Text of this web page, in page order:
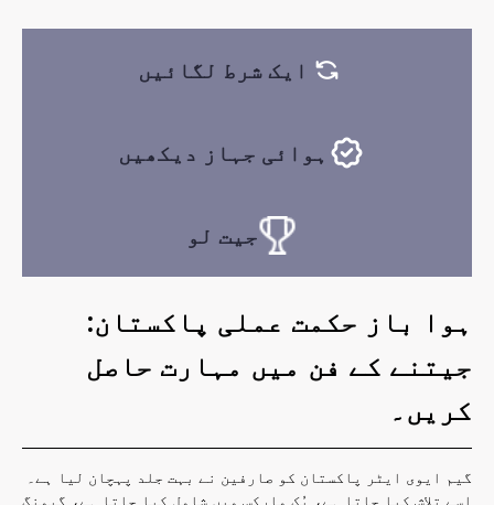
ایک شرط لگائیں
ہوائی جہاز دیکھیں
جیت لو
ہوا باز حکمت عملی پاکستان:
جیتنے کے فن میں مہارت حاصل
کریں۔
گیم ایوی ایٹر پاکستان کو صارفین نے بہت جلد پہچان لیا ہے۔
اسے تلاش کیا جاتا ہے، بُک مارکس میں شامل کیا جاتا ہے، گیمنگ